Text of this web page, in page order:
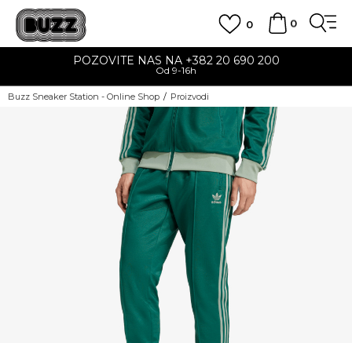
0
0
POZOVITE NAS NA +382 20 690 200
Od 9-16h
Buzz Sneaker Station - Online Shop Proizvodi